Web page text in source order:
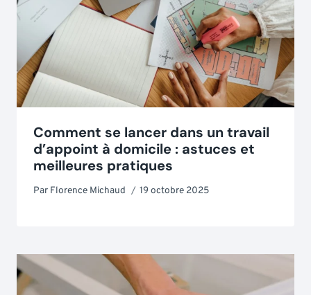
Comment se lancer dans un travail
d’appoint à domicile : astuces et
meilleures pratiques
Par Florence Michaud 19 octobre 2025